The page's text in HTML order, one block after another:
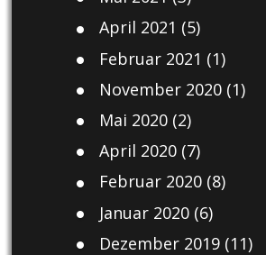
April 2021 (5)
Februar 2021 (1)
November 2020(1)
Mai 2020(2)
April 2020(7)
Februar 2020(8)
Januar 2020(6)
Dezember 2019(11)